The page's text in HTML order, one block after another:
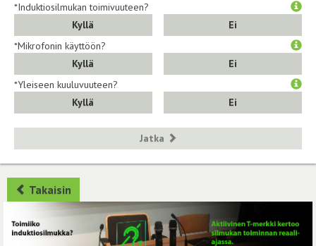
*Induktiosilmukan toimivuuteen?
Kyllä
Ei
*Mikrofonin käyttöön?
Kyllä
Ei
*Yleiseen kuuluvuuteen?
Kyllä
Ei
Jatka
Takaisin